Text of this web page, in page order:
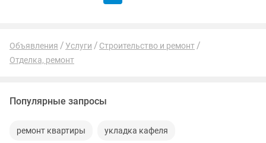
Объявления Услуги
Строительство и ремонт
Отделка, ремонт
Популярные запросы
ремонт квартиры укладка кафеля